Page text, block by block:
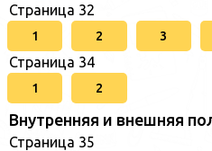
Страница 32
1 2 3
Страница 34
1 2
Внутренняя и внешняя
Страница 35